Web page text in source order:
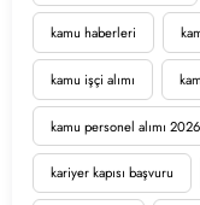
kamu haberleri
kamu işçi alımı
kamu personel alımı 2026
kariyer kapısı başvuru